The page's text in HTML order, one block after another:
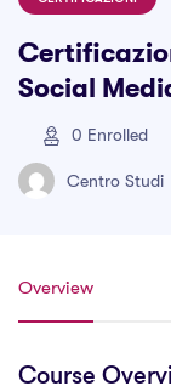
Social
0 Enrolled
Centro Studi
Overview
Course